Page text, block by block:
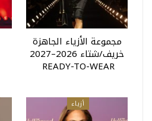
مجموعة الأزياء الجاهزة
خريف/شتاء 2026–2027
READY-TO-WEAR
أزياء